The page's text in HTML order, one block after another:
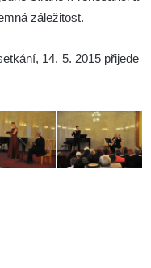
záležitost.
14. 5. 2015 přijede